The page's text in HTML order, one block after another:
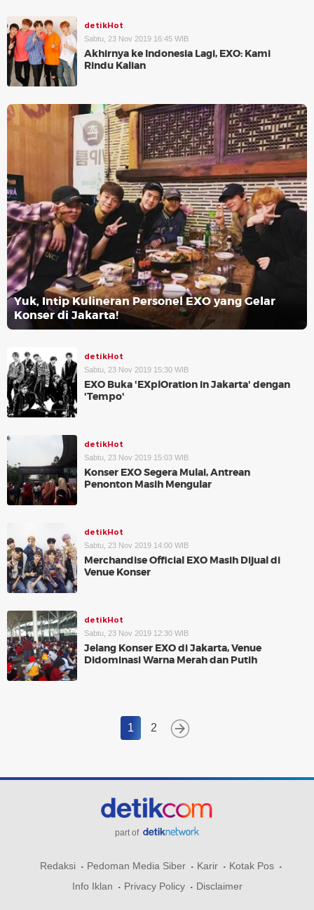
detikHot
Sabtu, 23 Nov 2019 16:45 WIB
Akhirnya ke Indonesia Lagi, EXO: Kami
Rindu Kalian
Yuk, Intip Kulineran Personel EXO yang Gelar
Konser di Jakarta!
detikHot
Sabtu, 23 Nov 2019 15:30 WIB
EXO Buka 'EXplOration in Jakarta' dengan
'Tempo'
detikHot
Sabtu, 23 Nov 2019 15:03 WIB
Konser EXO Segera Mulai, Antrean
Penonton Masih Mengular
detikHot
Sabtu, 23 Nov 2019 14:00 WIB
Merchandise Official EXO Masih Dijual di
Venue Konser
detikHot
Sabtu, 23 Nov 2019 12:30 WIB
Jelang Konser EXO di Jakarta, Venue
Didominasi Warna Merah dan Putih
1 2
part of
Redaksi Pedoman Media Siber Karir
Kotak Pos
Info Iklan
Privacy Policy Disclaimer